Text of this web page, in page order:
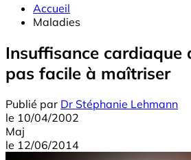
Accueil
Maladies
Insuffisance cardiaque
pas facile à maîtriser
Publié par Dr Stéphanie Lehmann
le 10/04/2002
Maj
le 12/06/2014